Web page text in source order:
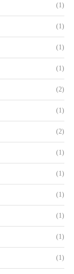
(1)
(1)
(1)
(1)
(2)
(1)
(2)
(1)
(1)
(1)
(1)
(1)
(1)